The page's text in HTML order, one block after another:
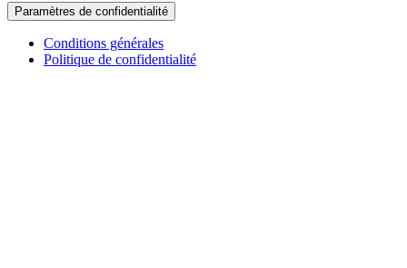
Paramètres de confidentialité
Conditions générales
Politique de confidentialité